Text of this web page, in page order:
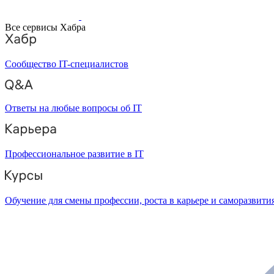
Все сервисы Хабра
Сообщество IT-специалистов
Ответы на любые вопросы об IT
Профессиональное развитие в IT
Обучение для смены профессии, роста в карьере и